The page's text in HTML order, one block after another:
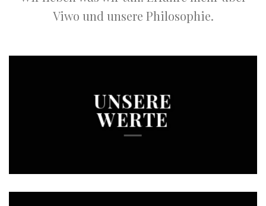
Viwo und unsere Philosophie.
UNSERE
WERTE